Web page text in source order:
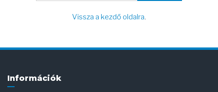
Vissza a kezdő oldalra.
Információk